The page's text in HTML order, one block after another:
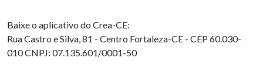
Baixe o aplicativo do Crea-CE:
Rua Castro e Silva, 81 - Centro Fortaleza-CE - CEP 60.030-
010CNPJ: 07.135.601/0001-50